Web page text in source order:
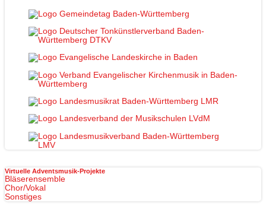
Virtuelle Adventsmusik-Projekte
Bläserensemble
Chor/Vokal
Sonstiges